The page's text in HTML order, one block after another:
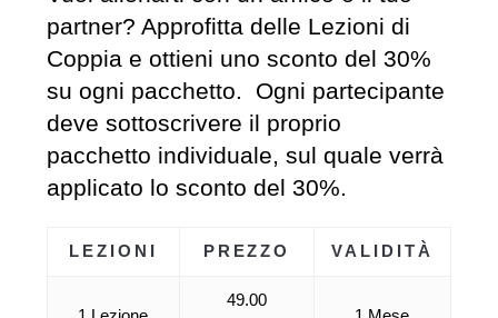
partner? Approfitta delle Lezioni di
Coppia e ottieni uno sconto del 30%
su ogni pacchetto. Ogni partecipante
deve sottoscrivere il proprio
pacchetto individuale, sul quale verrà
applicato lo sconto del 30%.
LEZIONI PREZZO VALIDITÀ
49.00